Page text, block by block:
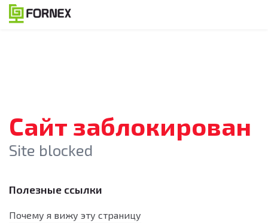
Сайт заблокирован
Site blocked
Полезные ссылки
Почему я вижу эту страницу